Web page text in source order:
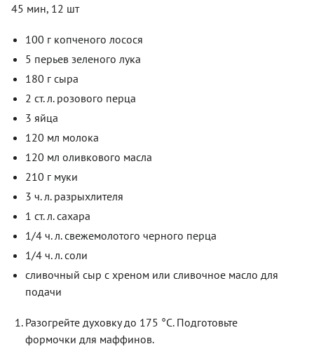
45 мин, 12 шт
100 г копченого лосося
5 перьев зеленого лука
180 г сыра
2 ст. л. розового перца
3 яйца
120 мл молока
120 мл оливкового масла
210 г муки
3 ч. л. разрыхлителя
1 ст. л. сахара
1/4 ч. л. свежемолотого черного перца
1/4 ч. л. соли
сливочный сыр с хреном или сливочное масло для
подачи
Разогрейте духовку до 175 °С. Подготовьте
формочки для маффинов.